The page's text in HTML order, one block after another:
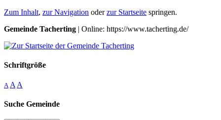
Zum Inhalt, zur Navigation oderzur Startseite springen.
Gemeinde Tacherting | Online: https://www.tacherting.de/
Schriftgröße
A A A
Suche Gemeinde